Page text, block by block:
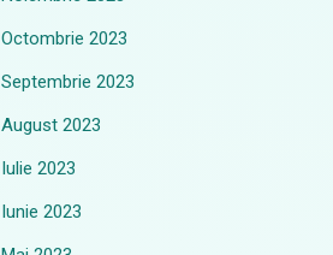
Octombrie 2023
Septembrie 2023
August 2023
Iulie 2023
Iunie 2023